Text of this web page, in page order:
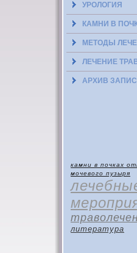
УРОЛОГИЯ
КАМНИ В
МЕТОДЫ
ЛЕЧЕНИЕ
АРХИВ
камни в почках
мочевого пузыря
литература